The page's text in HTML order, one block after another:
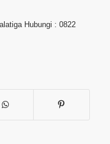
Hubungi : 0822